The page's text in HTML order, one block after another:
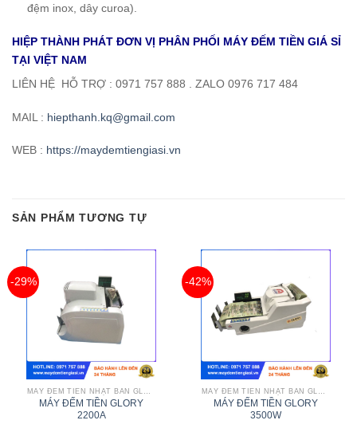
đệm inox, dây curoa).
HIỆP THÀNH PHÁT ĐƠN VỊ PHÂN PHỐI MÁY ĐẾM TIỀN GIÁ SỈ
TẠI VIỆT NAM
LIÊN HỆ HỖ TRỢ : 0971 757 888 . ZALO 0976 717 484
MAIL : hiepthanh.kq@gmail.com
WEB : https://maydemtiengiasi.vn
SẢN PHẨM TƯƠNG TỰ
-29%
MÁY ĐẾM TIỀN GLORY
2200A
-42%
MÁY ĐẾM TIỀN GLORY
3500W